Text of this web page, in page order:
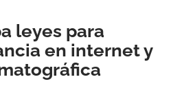
leyes para
en internet y